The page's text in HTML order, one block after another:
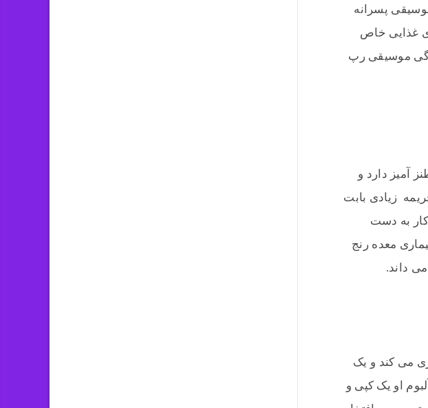
پسرانه
غذایی خاص
موسیقی رپ
آمیز دارد و
زیادی بابت
کار به دست
معده رنج
داند.
می کند و یک
او یک کپی و